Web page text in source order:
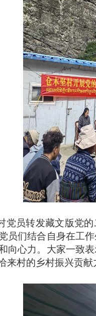
党员转发藏文版党
员们结合自身在工
向心力。大家一致
来村的乡村振兴贡献